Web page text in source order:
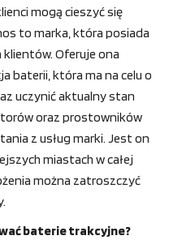
mogą cieszyć się
to marka, która posiada
klientów. Oferuje ona
baterii, która ma na celu o
uczynić aktualny stan
oraz prostowników
z usług marki. Jest on
miastach w całej
można zatroszczyć
baterie trakcyjne?